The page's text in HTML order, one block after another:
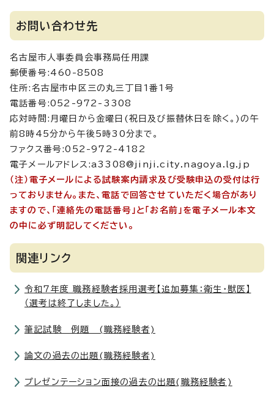
お問い合わせ先
名古屋市人事委員会事務局任用課
郵便番号:460-8508
住所:名古屋市中区三の丸三丁目1番1号
電話番号:052-972-3308
応対時間:月曜日から金曜日(祝日及び振替休日を除く。)の午
前8時45分から午後5時30分まで。
ファクス番号:052-972-4182
電子メールアドレス:a3308@jinji.city.nagoya.lg.jp
（注）電子メールによる試験案内請求及び受験申込の受付は行
っておりません。また、電話で回答させていただく場合があり
ますので、「連絡先の電話番号」と「お名前」を電子メール本文
の中に必ず明記してください。
関連リンク
令和7年度 職務経験者採用選考【追加募集：衛生・獣医】
（選考は終了しました。）
筆記試験 例題 (職務経験者)
論文の過去の出題(職務経験者)
プレゼンテーション面接の過去の出題(職務経験者)